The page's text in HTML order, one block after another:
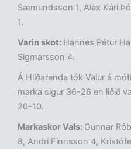
Sæmundsson 1, Alex Kári
1.
Varin skot: Hannes Pétur
Sigmarsson 4.
Á Hlíðarenda tók Valur á
marka sigur 36-26 en liðið
20-10.
Markaskor Vals: Gunnar
8, Andri Finnsson 4,